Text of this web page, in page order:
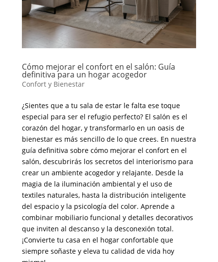
Cómo mejorar el confort en el salón: Guía
definitiva para un hogar acogedor
Confort y Bienestar
¿Sientes que a tu sala de estar le falta ese toque
especial para ser el refugio perfecto? El salón es el
corazón del hogar, y transformarlo en un oasis de
bienestar es más sencillo de lo que crees. En nuestra
guía definitiva sobre cómo mejorar el confort en el
salón, descubrirás los secretos del interiorismo para
crear un ambiente acogedor y relajante. Desde la
magia de la iluminación ambiental y el uso de
textiles naturales, hasta la distribución inteligente
del espacio y la psicología del color. Aprende a
combinar mobiliario funcional y detalles decorativos
que inviten al descanso y la desconexión total.
¡Convierte tu casa en el hogar confortable que
siempre soñaste y eleva tu calidad de vida hoy